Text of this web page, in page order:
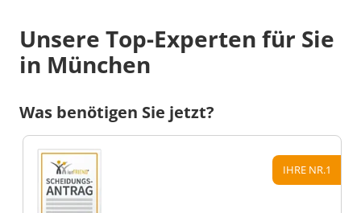
Unsere Top-Experten für Sie
in München
Was benötigen Sie jetzt?
IHRE NR.1